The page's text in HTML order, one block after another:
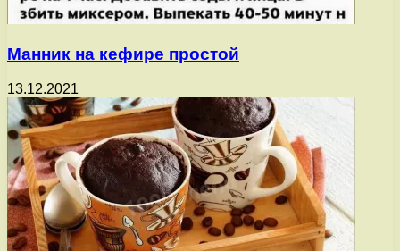
Манник на кефире простой
13.12.2021